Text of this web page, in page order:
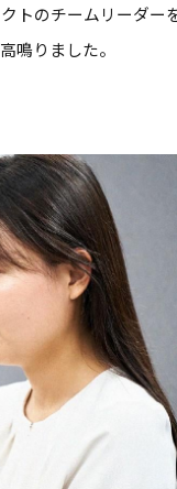
トのチームリーダー
鳴りました。